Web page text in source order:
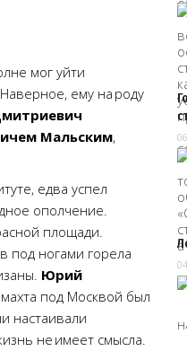
мог уйти
ему на роду
Мальским,
едва успел
ополчение.
площади.
под ногами горела
Юрий
под Москвой был
настаивали
не имеет смысла.